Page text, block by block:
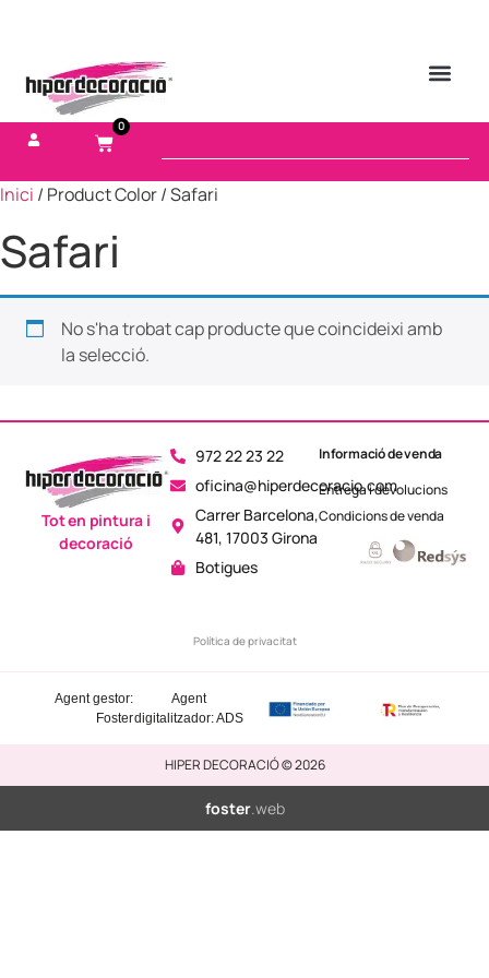
0
Inici / Product Color / Safari
Safari
No s'ha trobat cap producte que coincideixi amb
la selecció.
972 22 23 22
oficina@hiperdecoracio.com
Carrer Barcelona,
481, 17003 Girona
Botigues
Política de privacitat
Tot en pintura i
decoració
Informació de venda
Entrega i devolucions
Condicions de venda
Agent
digitalitzador: ADS
Agent gestor:
Foster
HIPER DECORACIÓ © 2026
foster.web